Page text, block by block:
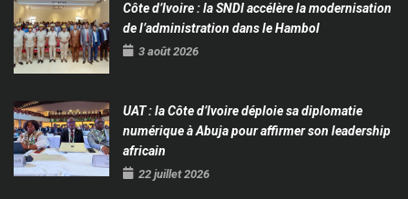
Côte d’Ivoire : la SNDI accélère la modernisation
de l’administration dans le Hambol
3 août 2026
UAT : la Côte d’Ivoire déploie sa diplomatie
numérique à Abuja pour affirmer son leadership
africain
22 juillet 2026